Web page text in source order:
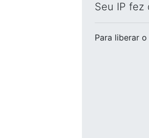
Seu IP fez
Para liberar o